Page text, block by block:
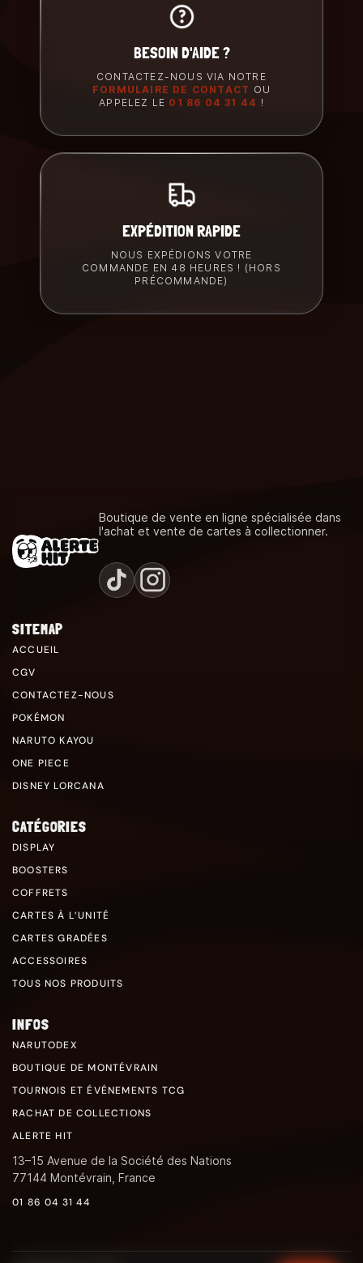
BESOIN D'AIDE ?
CONTACTEZ-NOUS VIA NOTRE
FORMULAIRE DE CONTACT OU
APPELEZ LE 01 86 04 31 44 !
EXPÉDITION RAPIDE
NOUS EXPÉDIONS VOTRE
COMMANDE EN 48 HEURES ! (HORS
PRÉCOMMANDE)
Boutique de vente en ligne spécialisée dans
l'achat et vente de cartes à collectionner.
SITEMAP
ACCUEIL
CGV
CONTACTEZ-NOUS
POKÉMON
NARUTO KAYOU
ONE PIECE
DISNEY LORCANA
CATÉGORIES
DISPLAY
BOOSTERS
COFFRETS
CARTES À L’UNITÉ
CARTES GRADÉES
ACCESSOIRES
TOUS NOS PRODUITS
INFOS
NARUTODEX
BOUTIQUE DE MONTÉVRAIN
TOURNOIS ET ÉVÉNEMENTS TCG
RACHAT DE COLLECTIONS
ALERTE HIT
13–15 Avenue de la Société des Nations
77144 Montévrain, France
01 86 04 31 44